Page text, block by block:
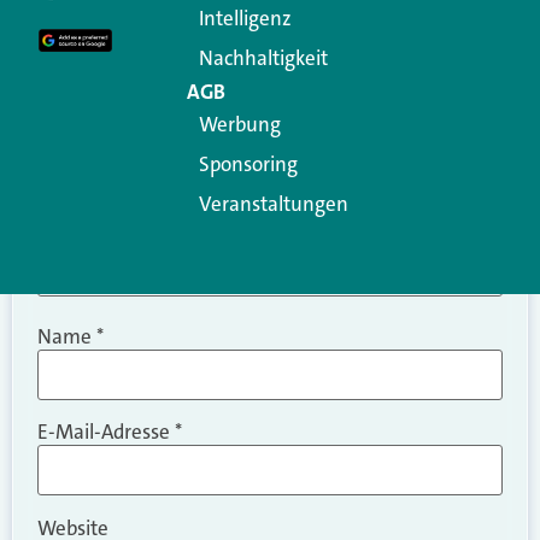
Kommentar
Name *
E-Mail-Adresse *
Website
Intelligenz
Nachhaltigkeit
AGB
Werbung
Sponsoring
Veranstaltungen